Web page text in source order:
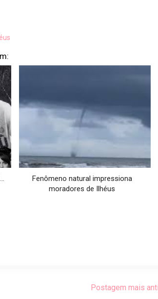
Fenômeno natural impressiona
moradores de Ilhéus
Postagem mais